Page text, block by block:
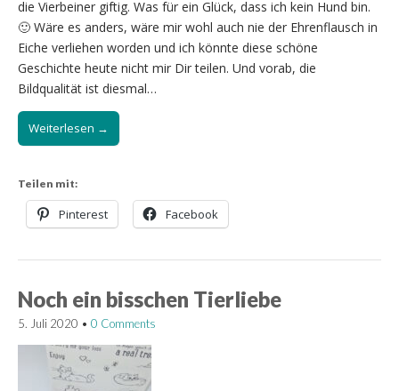
die Vierbeiner giftig. Was für ein Glück, dass ich kein Hund bin.
🙂 Wäre es anders, wäre mir wohl auch nie der Ehrenflausch in
Eiche verliehen worden und ich könnte diese schöne
Geschichte heute nicht mir Dir teilen. Und vorab, die
Bildqualität ist diesmal…
Weiterlesen →
Teilen mit:
Pinterest Facebook
Noch ein bisschen Tierliebe
5. Juli 2020 • 0 Comments